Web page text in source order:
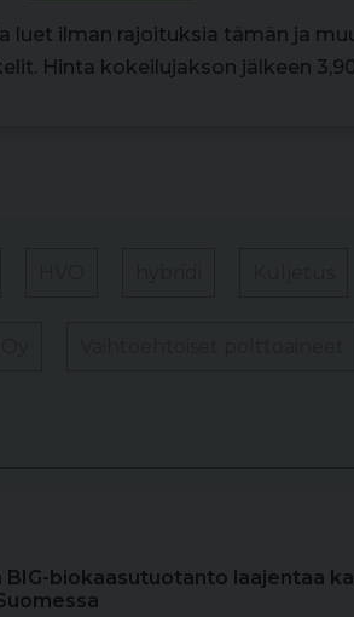
luet ilman rajoituksia tämän ja
Hinta kokeilujakson jälkeen
BIG-biokaasutuotanto laajentaa